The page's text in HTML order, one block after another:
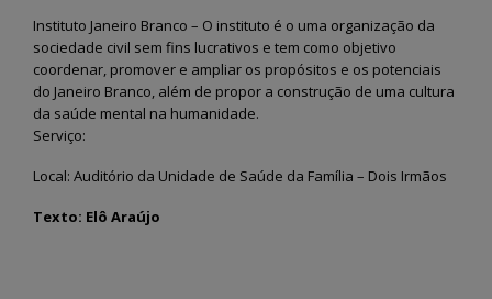
Instituto Janeiro Branco – O instituto é o uma organização da
sociedade civil sem fins lucrativos e tem como objetivo
coordenar, promover e ampliar os propósitos e os potenciais
do Janeiro Branco, além de propor a construção de uma cultura
da saúde mental na humanidade.
Serviço:
Local: Auditório da Unidade de Saúde da Família – Dois Irmãos
Texto: Elô Araújo